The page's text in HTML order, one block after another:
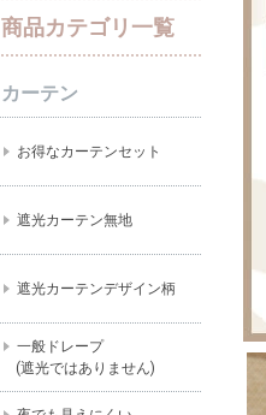
商品カテゴリ一覧
カーテン
お得なカーテンセット
遮光カーテン無地
遮光カーテンデザイン柄
一般ドレープ
(遮光ではありません)